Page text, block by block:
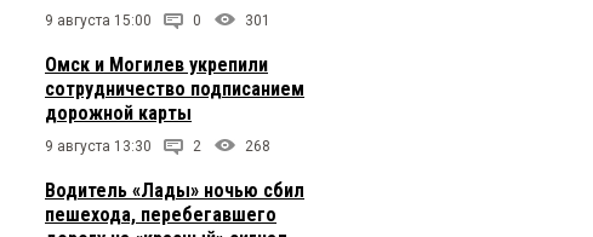
9 августа 15:00 0 301
Омск и Могилев укрепили
сотрудничество подписанием
дорожной карты
9 августа 13:30 2 268
Водитель «Лады» ночью сбил
пешехода, перебегавшего